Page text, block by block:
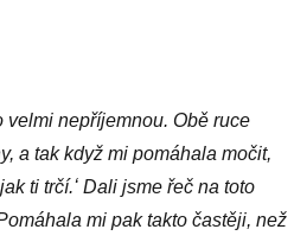
velmi nepříjemnou. Obě ruce
a tak když mi pomáhala močit,
ti trčí.ʻ Dali jsme řeč na toto
mi pak takto častěji, než